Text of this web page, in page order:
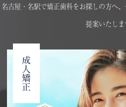
名古屋・名駅で矯正歯科をお探しの方へ
提案いたしま